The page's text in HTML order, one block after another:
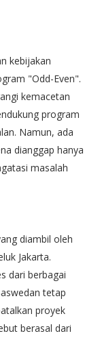
kebijakan
"Odd-Even".
kemacetan
program
Namun, ada
dianggap hanya
masalah
diambil oleh
Jakarta.
dari berbagai
tetap
proyek
berasal dari